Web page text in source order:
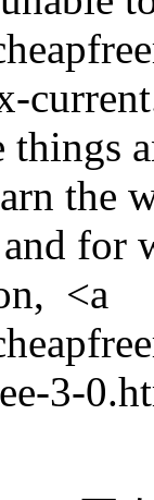
things
the
for
<a
3-